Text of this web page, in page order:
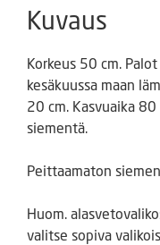
Kuvaus
Korkeus 50 cm.
kesäkuussa maan
20 cm. Kasvuaika
siementä.
Peittaamaton
Huom.
valitse sopiva